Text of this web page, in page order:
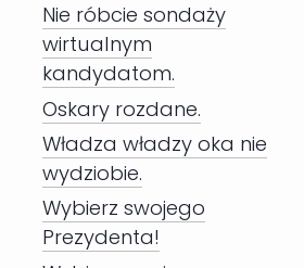
Nie róbcie sondaży
wirtualnym
kandydatom.
Oskary rozdane.
Władza władzy oka nie
wydziobie.
Wybierz swojego
Prezydenta!